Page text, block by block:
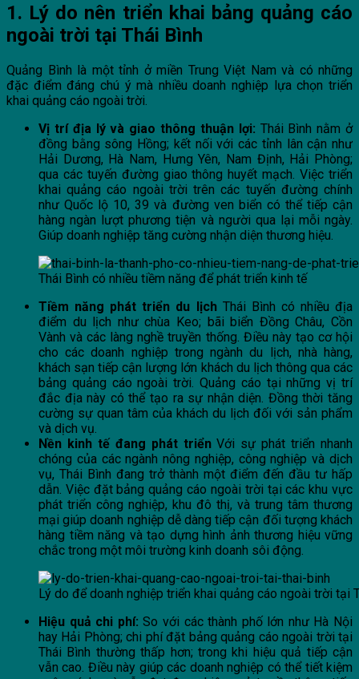
1. Lý do nên triển khai bảng quảng cáo
ngoài trời tại Thái Bình
Quảng Bình là một tỉnh ở miền Trung Việt Nam và có những
đặc điểm đáng chú ý mà nhiều doanh nghiệp lựa chọn triển
khai quảng cáo ngoài trời.
Vị trí địa lý và giao thông thuận lợi: Thái Bình nằm ở
đồng bằng sông Hồng; kết nối với các tỉnh lân cận như
Hải Dương, Hà Nam, Hưng Yên, Nam Định, Hải Phòng;
qua các tuyến đường giao thông huyết mạch. Việc triển
khai quảng cáo ngoài trời trên các tuyến đường chính
như Quốc lộ 10, 39 và đường ven biển có thể tiếp cận
hàng ngàn lượt phương tiện và người qua lại mỗi ngày.
Giúp doanh nghiệp tăng cường nhận diện thương hiệu.
Thái Bình có nhiều tiềm năng để phát triển kinh tế
Tiềm năng phát triển du lịchThái Bình có nhiều địa
điểm du lịch như chùa Keo; bãi biển Đồng Châu, Cồn
Vành và các làng nghề truyền thống. Điều này tạo cơ hội
cho các doanh nghiệp trong ngành du lịch, nhà hàng,
khách sạn tiếp cận lượng lớn khách du lịch thông qua các
bảng quảng cáo ngoài trời. Quảng cáo tại những vị trí
đắc địa này có thể tạo ra sự nhận diện. Đồng thời tăng
cường sự quan tâm của khách du lịch đối với sản phẩm
và dịch vụ.
Nền kinh tế đang phát triểnVới sự phát triển nhanh
chóng của các ngành nông nghiệp, công nghiệp và dịch
vụ, Thái Bình đang trở thành một điểm đến đầu tư hấp
dẫn. Việc đặt bảng quảng cáo ngoài trời tại các khu vực
phát triển công nghiệp, khu đô thị, và trung tâm thương
mại giúp doanh nghiệp dễ dàng tiếp cận đối tượng khách
hàng tiềm năng và tạo dựng hình ảnh thương hiệu vững
chắc trong một môi trường kinh doanh sôi động.
Lý do để doanh nghiệp triển khai quảng cáo ngoài trời tại
Hiệu quả chi phí: So với các thành phố lớn như Hà Nội
hay Hải Phòng; chi phí đặt bảng quảng cáo ngoài trời tại
Thái Bình thường thấp hơn; trong khi hiệu quả tiếp cận
vẫn cao. Điều này giúp các doanh nghiệp có thể tiết kiệm